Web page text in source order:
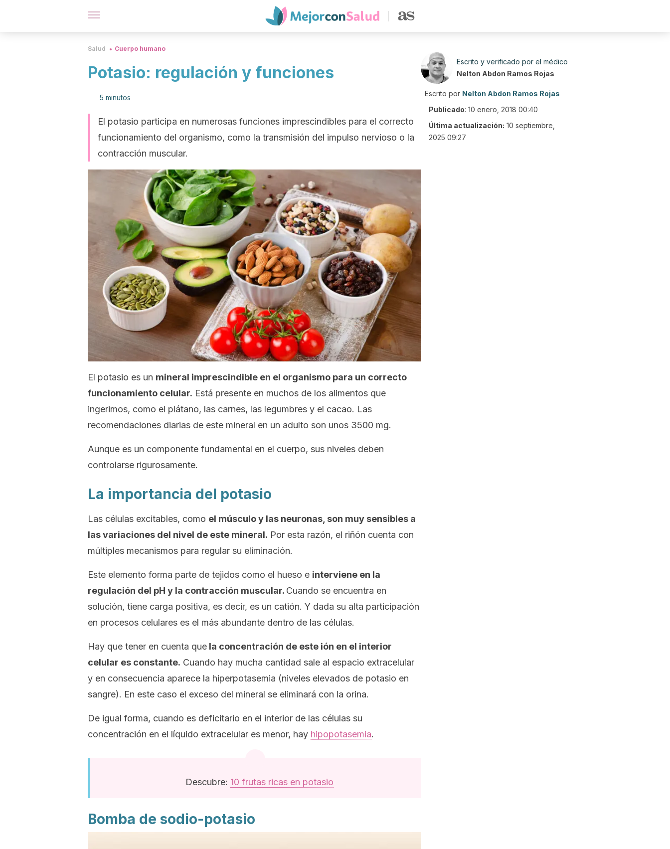
Salud Cuerpo humano
Potasio: regulación y funciones
5 minutos
El potasio participa en numerosas funciones imprescindibles para el correcto
funcionamiento del organismo, como la transmisión del impulso nervioso o la
contracción muscular.
El potasio es un mineral imprescindible en el organismo para un correcto
funcionamiento celular. Está presente en muchos de los alimentos que
ingerimos, como el plátano, las carnes, las legumbres y el cacao. Las
recomendaciones diarias de este mineral en un adulto son unos 3500 mg.
Aunque es un componente fundamental en el cuerpo, sus niveles deben
controlarse rigurosamente.
La importancia del potasio
Las células excitables, como el músculo y las neuronas, son muy sensibles a
las variaciones del nivel de este mineral. Por esta razón, el riñón cuenta con
múltiples mecanismos para regular su eliminación.
Este elemento forma parte de tejidos como el hueso e interviene en la
regulación del pH y la contracción muscular. Cuando se encuentra en
solución, tiene carga positiva, es decir, es un catión. Y dada su alta participación
en procesos celulares es el más abundante dentro de las células.
Hay que tener en cuenta que la concentración de este ión en el interior
celular es constante. Cuando hay mucha cantidad sale al espacio extracelular
y en consecuencia aparece la hiperpotasemia (niveles elevados de potasio en
sangre). En este caso el exceso del mineral se eliminará con la orina.
De igual forma, cuando es deficitario en el interior de las células su
concentración en el líquido extracelular es menor, hay hipopotasemia.
Descubre: 10 frutas ricas en potasio
Bomba de sodio-potasio
Escrito y verificado por el médico
Nelton Abdon Ramos Rojas
Escrito por Nelton Abdon Ramos Rojas
Publicado: 10 enero, 2018 00:40
Última actualización: 10 septiembre,
2025 09:27